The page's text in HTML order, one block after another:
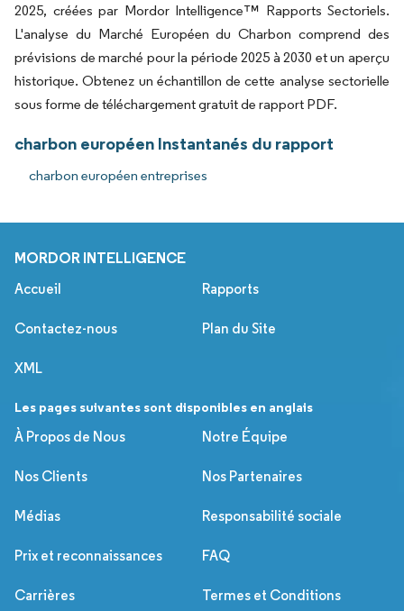
2025, créées par Mordor Intelligence™ Rapports Sectoriels.
L'analyse du Marché Européen du Charbon comprend des
prévisions de marché pour la période 2025 à 2030 et un aperçu
historique. Obtenez un échantillon de cette analyse sectorielle
sous forme de téléchargement gratuit de rapport PDF.
charbon européen Instantanés du rapport
charbon européen entreprises
MORDOR INTELLIGENCE
Accueil Rapports
Contactez-nous Plan du Site
XML
Les pages suivantes sont disponibles en anglais
À Propos de Nous
Notre Équipe
Nos Clients Nos Partenaires
Médias Responsabilité sociale
Prix et reconnaissances FAQ
Carrières Termes et Conditions